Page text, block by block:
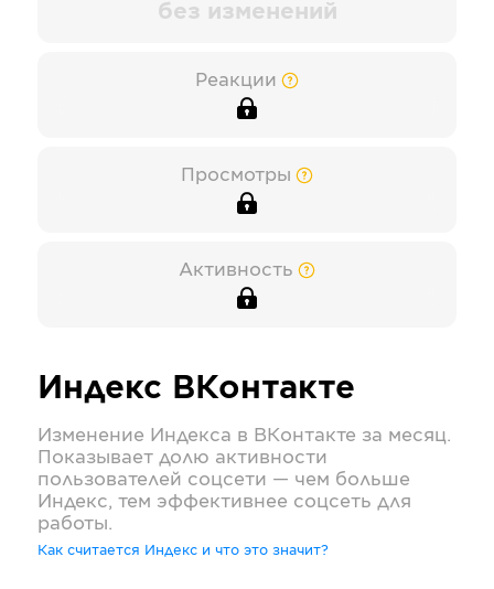
без изменений
Реакции
Просмотры
Активность
Индекс ВКонтакте
Изменение Индекса в ВКонтакте за месяц.
Показывает долю активности
пользователей соцсети — чем больше
Индекс, тем эффективнее соцсеть для
работы.
Как считается Индекс и что это значит?